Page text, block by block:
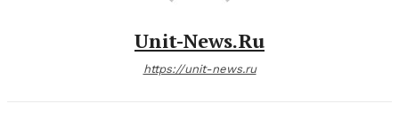
Unit-News.ru
https://unit-news.ru